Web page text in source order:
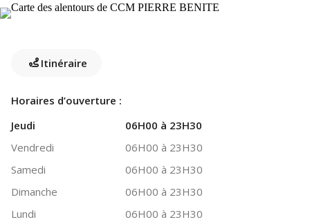
Itinéraire
Horaires d’ouverture :
Jeudi
06H00 à 23H30
Vendredi
06H00 à 23H30
Samedi
06H00 à 23H30
Dimanche
06H00 à 23H30
Lundi
06H00 à 23H30